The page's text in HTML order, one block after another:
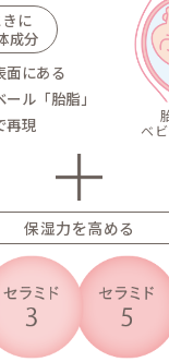
肌を守
敏感肌
バリア成
バリア
肌トラ